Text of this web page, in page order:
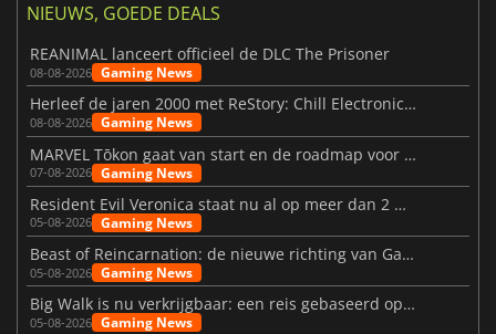
NIEUWS, GOEDE DEALS
REANIMAL lanceert officieel de DLC The Prisoner
08-08-2026 Gaming News
Herleef de jaren 2000 met ReStory: Chill Electronics Repairs
08-08-2026 Gaming News
MARVEL Tōkon gaat van start en de roadmap voor jaar 1 is bekendgemaakt
07-08-2026 Gaming News
Resident Evil Veronica staat nu al op meer dan 2 miljoen verlanglijstjes
05-08-2026 Gaming News
Beast of Reincarnation: de nieuwe richting van Game Freak
05-08-2026 Gaming News
Big Walk is nu verkrijgbaar: een reis gebaseerd op vriendschap
05-08-2026 Gaming News